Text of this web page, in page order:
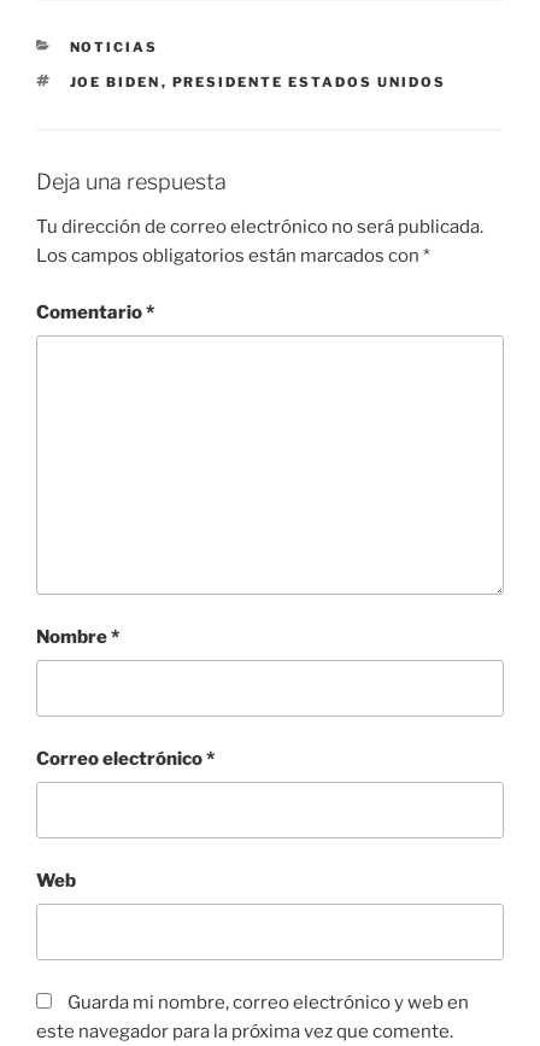
CATEGORÍAS
NOTICIAS
ETIQUETAS
JOE BIDEN , PRESIDENTE ESTADOS UNIDOS
Deja una respuesta
Tu dirección de correo electrónico no será publicada.
Los campos obligatorios están marcados con *
Comentario*
Nombre*
Correo electrónico*
Web
Guarda mi nombre, correo electrónico y web en
este navegador para la próxima vez que comente.